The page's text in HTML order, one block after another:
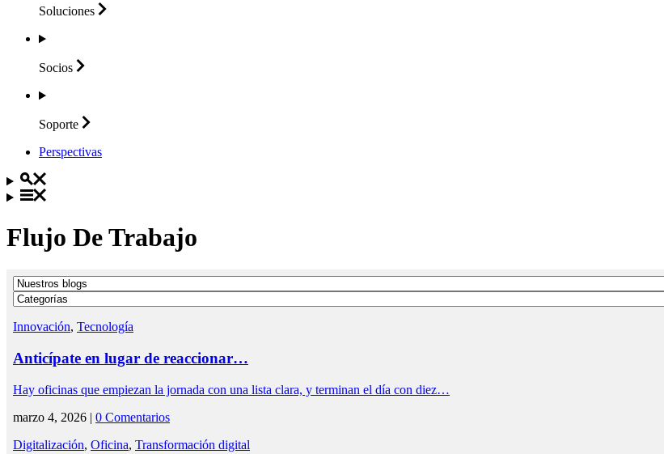
Soluciones
Socios
Soporte
Perspectivas
Flujo De Trabajo
Innovación, Tecnología
Anticípate en lugar de reaccionar…
Hay oficinas que empiezan la jornada con una lista clara, y terminan el día con diez…
marzo 4, 2026 | 0 Comentarios
Digitalización, Oficina, Transformación digital